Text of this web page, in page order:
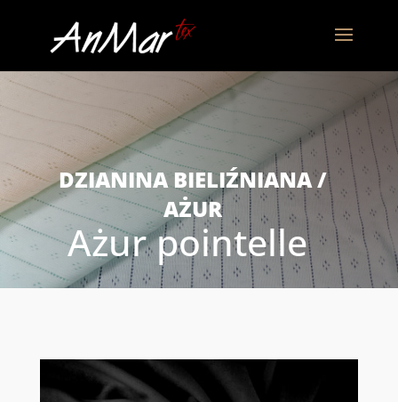
DZIANINA BIELIŹNIANA /
AŻUR
Ażur pointelle